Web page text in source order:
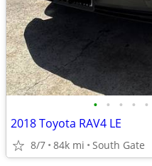
• • • • •
2018 Toyota RAV4 LE
8/7 84k mi South Gate